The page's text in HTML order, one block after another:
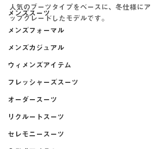
メンズスーツ
メンズフォーマル
メンズカジュアル
ウィメンズアイテム
フレッシャーズスーツ
オーダースーツ
リクルートスーツ
セレモニースーツ
人気のブーツタイプをベースに、冬仕様にア
ップグレードしたモデルです。